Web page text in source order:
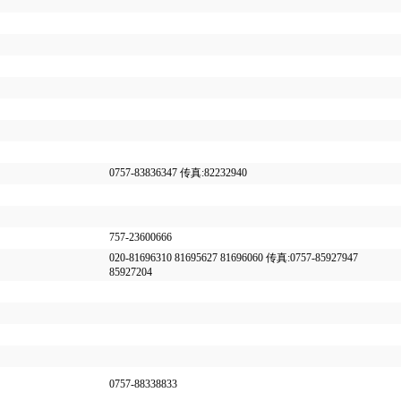
0757-83836347 传真:82232940
757-23600666
020-81696310 81695627 81696060 传真:0757-85927947
85927204
0757-88338833